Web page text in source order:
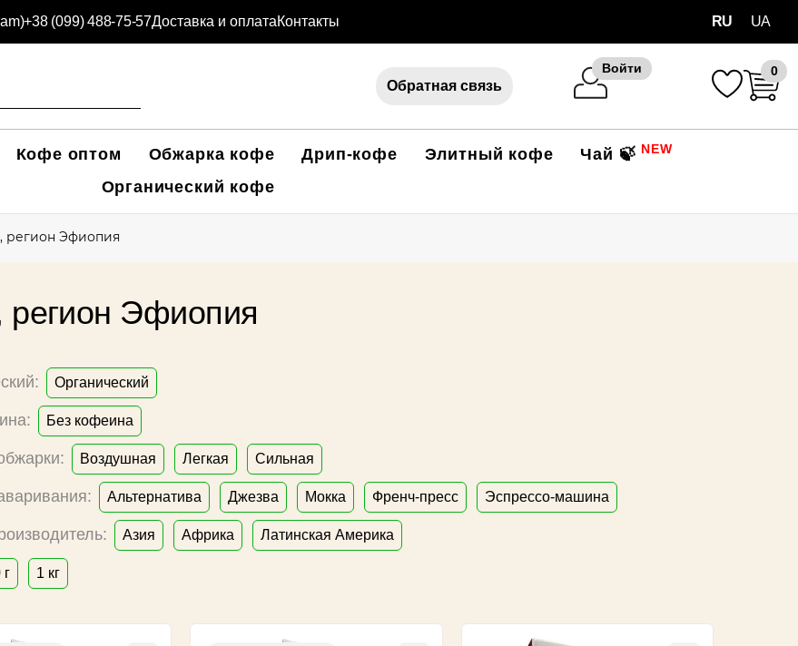
+38 (099) 488-75-57Доставка и оплатаКонтакты RU UA
Обратная связь
Войти 0
Кофе оптом Обжарка кофе Дрип-кофе Элитный кофе Чай 🍃 NEW
Органический кофе
регион Эфиопия
регион Эфиопия
Органический
Без кофеина
Воздушная Легкая Сильная
Альтернатива Джезва Мокка Френч-пресс Эспрессо-машина
Азия Африка Латинская Америка
г 1 кг